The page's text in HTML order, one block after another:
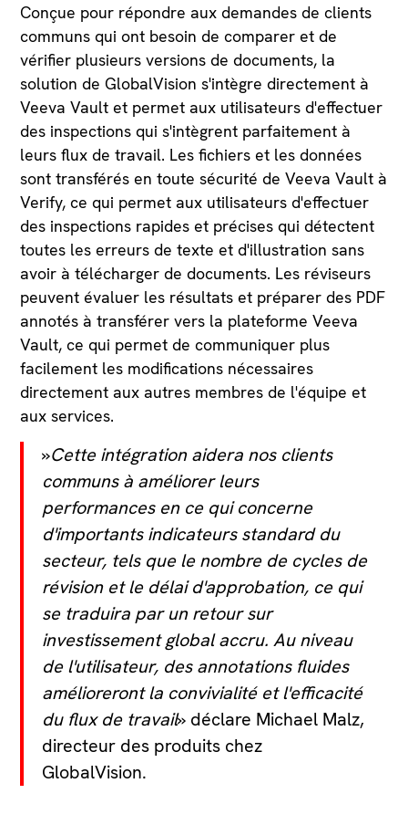
Conçue pour répondre aux demandes de clients
communs qui ont besoin de comparer et de
vérifier plusieurs versions de documents, la
solution de GlobalVision s'intègre directement à
Veeva Vault et permet aux utilisateurs d'effectuer
des inspections qui s'intègrent parfaitement à
leurs flux de travail. Les fichiers et les données
sont transférés en toute sécurité de Veeva Vault à
Verify, ce qui permet aux utilisateurs d'effectuer
des inspections rapides et précises qui détectent
toutes les erreurs de texte et d'illustration sans
avoir à télécharger de documents. Les réviseurs
peuvent évaluer les résultats et préparer des PDF
annotés à transférer vers la plateforme Veeva
Vault, ce qui permet de communiquer plus
facilement les modifications nécessaires
directement aux autres membres de l'équipe et
aux services.
»Cette intégration aidera nos clients
communs à améliorer leurs
performances en ce qui concerne
d'importants indicateurs standard du
secteur, tels que le nombre de cycles de
révision et le délai d'approbation, ce qui
se traduira par un retour sur
investissement global accru. Au niveau
de l'utilisateur, des annotations fluides
amélioreront la convivialité et l'efficacité
du flux de travail» déclare Michael Malz,
directeur des produits chez
GlobalVision.